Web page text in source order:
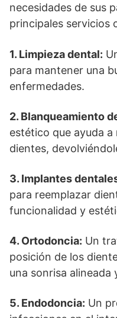
necesidades de sus
principales servicios
1. Limpieza dental:
para mantener una
enfermedades.
2. Blanqueamiento
estético que ayuda
dientes,
3. Implantes
para reemplazar
funcionalidad y
4. Ortodoncia: Un
posición de los
una sonrisa alineada
5. Endodoncia: Un